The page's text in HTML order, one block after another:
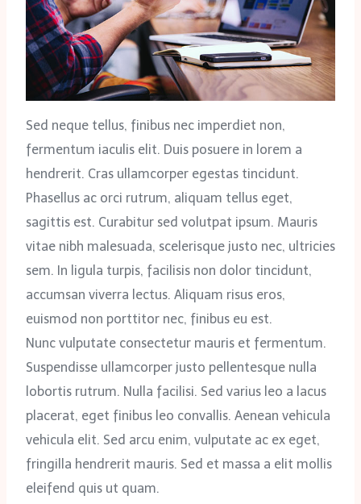
Sed neque tellus, finibus nec imperdiet non,
fermentum iaculis elit. Duis posuere in lorem a
hendrerit. Cras ullamcorper egestas tincidunt.
Phasellus ac orci rutrum, aliquam tellus eget,
sagittis est. Curabitur sed volutpat ipsum. Mauris
vitae nibh malesuada, scelerisque justo nec, ultricies
sem. In ligula turpis, facilisis non dolor tincidunt,
accumsan viverra lectus. Aliquam risus eros,
euismod non porttitor nec, finibus eu est.
Nunc vulputate consectetur mauris et fermentum.
Suspendisse ullamcorper justo pellentesque nulla
lobortis rutrum. Nulla facilisi. Sed varius leo a lacus
placerat, eget finibus leo convallis. Aenean vehicula
vehicula elit. Sed arcu enim, vulputate ac ex eget,
fringilla hendrerit mauris. Sed et massa a elit mollis
eleifend quis ut quam.